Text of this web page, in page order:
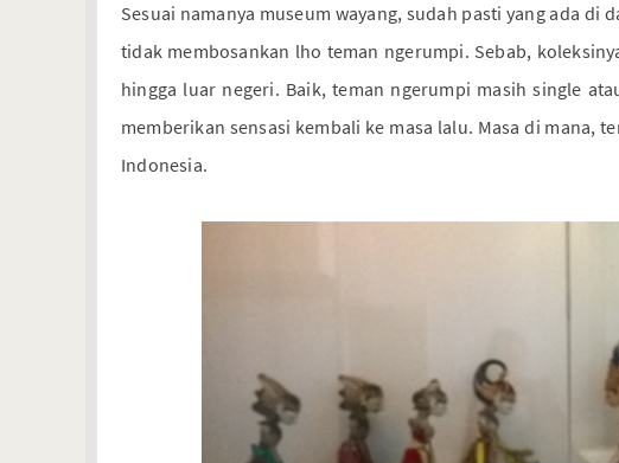
Sesuai namanya museum wayang, sudah pasti yang ada
tidak membosankan lho teman ngerumpi. Sebab,
hingga luar negeri. Baik, teman ngerumpi masih single
memberikan sensasi kembali ke masa lalu. Masa di mana,
Indonesia.